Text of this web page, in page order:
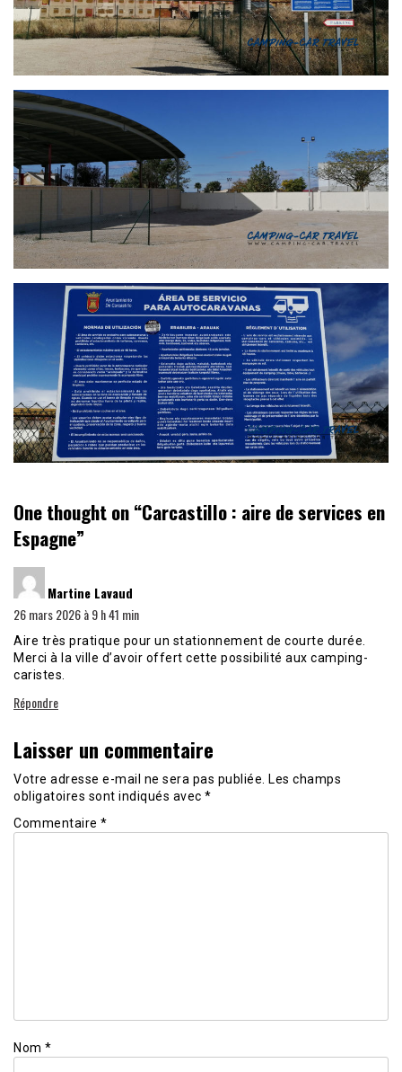
One thought on “Carcastillo : aire de services en
Espagne”
Martine Lavaud
26 mars 2026 à 9 h 41 min
Aire très pratique pour un stationnement de courte durée.
Merci à la ville d’avoir offert cette possibilité aux camping-
caristes.
Répondre
Laisser un commentaire
Votre adresse e-mail ne sera pas publiée.
Les champs
obligatoires sont indiqués avec *
Commentaire *
Nom *